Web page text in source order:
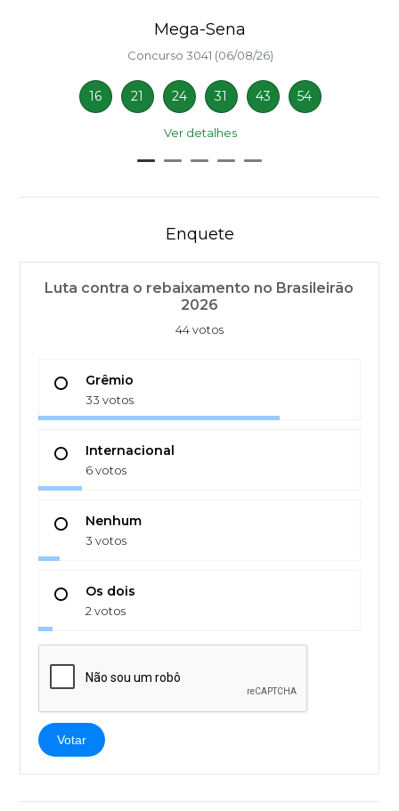
Mega-Sena
Concurso 3041 (06/08/26)
16 21 24 31 43 54
Ver detalhes
Enquete
Luta contra o rebaixamento no Brasileirão
2026
44 votos
Grêmio
33 votos
Internacional
6 votos
Nenhum
3 votos
Os dois
2 votos
Votar